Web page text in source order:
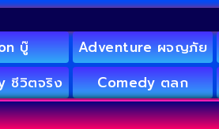
บู๊ Adventure ผจญภัย
ชีวิตจริง
Comedy ตลก